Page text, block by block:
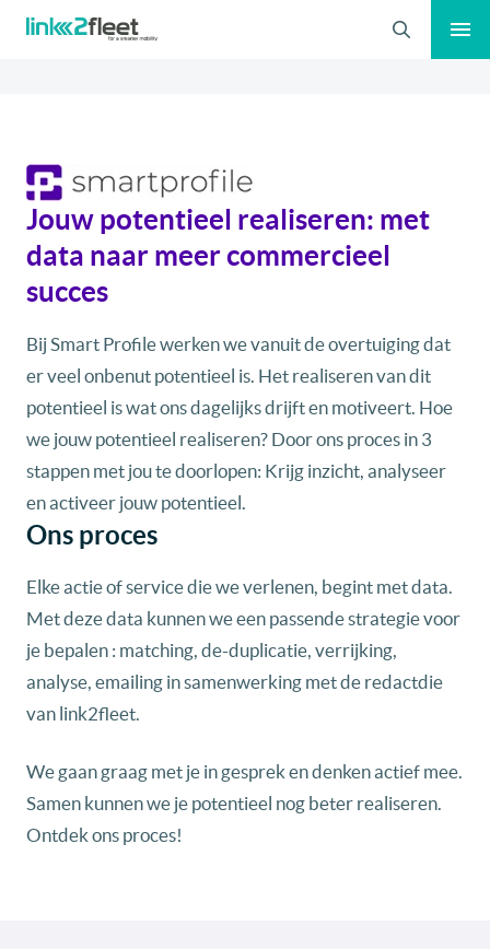
Zoeken
Jouw potentieel realiseren: met
data naar meer commercieel
succes
Bij Smart Profile werken we vanuit de overtuiging dat
er veel onbenut potentieel is. Het realiseren van dit
potentieel is wat ons dagelijks drijft en motiveert. Hoe
we jouw potentieel realiseren? Door ons proces in 3
stappen met jou te doorlopen: Krijg inzicht, analyseer
en activeer jouw potentieel.
Ons proces
Elke actie of service die we verlenen, begint met data.
Met deze data kunnen we een passende strategie voor
je bepalen : matching, de-duplicatie, verrijking,
analyse, emailing in samenwerking met de redactdie
van link2fleet.
We gaan graag met je in gesprek en denken actief mee.
Samen kunnen we je potentieel nog beter realiseren.
Ontdek ons proces!